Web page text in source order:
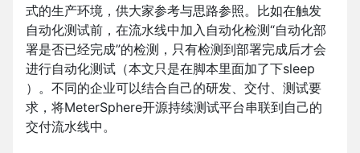
式的生产环境，供大家参考与思路参照。比如在触发
自动化测试前，在流水线中加入自动化检测“自动化部
署是否已经完成”的检测，只有检测到部署完成后才会
进行自动化测试（本文只是在脚本里面加了下sleep
）。不同的企业可以结合自己的研发、交付、测试要
求，将MeterSphere开源持续测试平台串联到自己的
交付流水线中。